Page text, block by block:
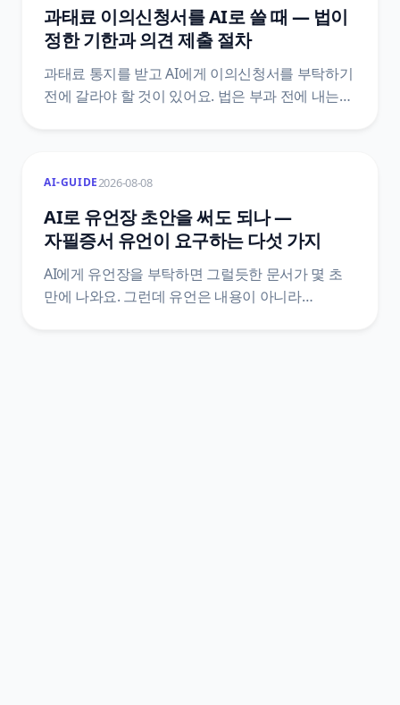
과태료 이의신청서를 AI로 쓸 때 — 법이
정한 기한과 의견 제출 절차
과태료 통지를 받고 AI에게 이의신청서를 부탁하기
전에 갈라야 할 것이 있어요. 법은 부과 전에 내는
그다음 절차가 통째로 달라져요.
질서위반행위규제법 조문 원문으로 정리했어요.
AI-GUIDE2026-08-08
AI로 유언장 초안을 써도 되나 —
자필증서 유언이 요구하는 다섯 가지
AI에게 유언장을 부탁하면 그럴듯한 문서가 몇 초
만에 나와요. 그런데 유언은 내용이 아니라